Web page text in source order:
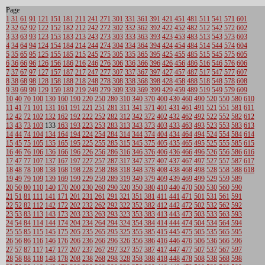
Page
1 31 61 91 121 151 181 211 241 271 301 331 361 391 421 451 481 511 541 571 601
2 32 62 92 122 152 182 212 242 272 302 332 362 392 422 452 482 512 542 572 602
3 33 63 93 123 153 183 213 243 273 303 333 363 393 423 453 483 513 543 573 603
4 34 64 94 124 154 184 214 244 274 304 334 364 394 424 454 484 514 544 574 604
5 35 65 95 125 155 185 215 245 275 305 335 365 395 425 455 485 515 545 575 605
6 36 66 96 126 156 186 216 246 276 306 336 366 396 426 456 486 516 546 576 606
7 37 67 97 127 157 187 217 247 277 307 337 367 397 427 457 487 517 547 577 607
8 38 68 98 128 158 188 218 248 278 308 338 368 398 428 458 488 518 548 578 608
9 39 69 99 129 159 189 219 249 279 309 339 369 399 429 459 489 519 549 579 609
10 40 70 100 130 160 190 220 250 280 310 340 370 400 430 460 490 520 550 580 610
11 41 71 101 131 161 191 221 251 281 311 341 371 401 431 461 491 521 551 581 611
12 42 72 102 132 162 192 222 252 282 312 342 372 402 432 462 492 522 552 582 612
13 43 73 103 133 163 193 223 253 283 313 343 373 403 433 463 493 523 553 583 613
14 44 74 104 134 164 194 224 254 284 314 344 374 404 434 464 494 524 554 584 614
15 45 75 105 135 165 195 225 255 285 315 345 375 405 435 465 495 525 555 585 615
16 46 76 106 136 166 196 226 256 286 316 346 376 406 436 466 496 526 556 586 616
17 47 77 107 137 167 197 227 257 287 317 347 377 407 437 467 497 527 557 587 617
18 48 78 108 138 168 198 228 258 288 318 348 378 408 438 468 498 528 558 588 618
19 49 79 109 139 169 199 229 259 289 319 349 379 409 439 469 499 529 559 589
20 50 80 110 140 170 200 230 260 290 320 350 380 410 440 470 500 530 560 590
21 51 81 111 141 171 201 231 261 291 321 351 381 411 441 471 501 531 561 591
22 52 82 112 142 172 202 232 262 292 322 352 382 412 442 472 502 532 562 592
23 53 83 113 143 173 203 233 263 293 323 353 383 413 443 473 503 533 563 593
24 54 84 114 144 174 204 234 264 294 324 354 384 414 444 474 504 534 564 594
25 55 85 115 145 175 205 235 265 295 325 355 385 415 445 475 505 535 565 595
26 56 86 116 146 176 206 236 266 296 326 356 386 416 446 476 506 536 566 596
27 57 87 117 147 177 207 237 267 297 327 357 387 417 447 477 507 537 567 597
28 58 88 118 148 178 208 238 268 298 328 358 388 418 448 478 508 538 568 598